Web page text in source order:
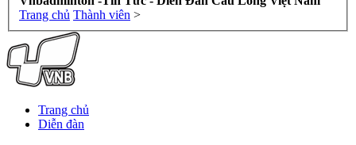
Trang chủ Thành viên >
Trang chủ
Diễn đàn